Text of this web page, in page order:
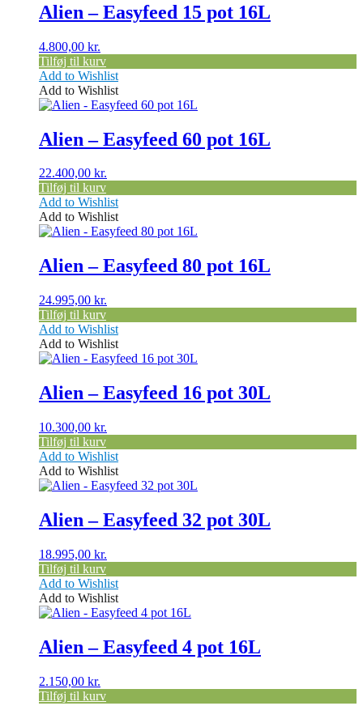
Alien – Easyfeed 15 pot 16L
4.800,00 kr.
Tilføj til kurv
Add to Wishlist
Add to Wishlist
Alien – Easyfeed 60 pot 16L
22.400,00 kr.
Tilføj til kurv
Add to Wishlist
Add to Wishlist
Alien – Easyfeed 80 pot 16L
24.995,00 kr.
Tilføj til kurv
Add to Wishlist
Add to Wishlist
Alien – Easyfeed 16 pot 30L
10.300,00 kr.
Tilføj til kurv
Add to Wishlist
Add to Wishlist
Alien – Easyfeed 32 pot 30L
18.995,00 kr.
Tilføj til kurv
Add to Wishlist
Add to Wishlist
Alien – Easyfeed 4 pot 16L
2.150,00 kr.
Tilføj til kurv